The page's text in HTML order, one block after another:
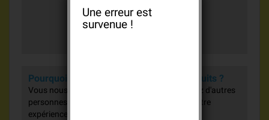
5.0 / 5
Pourquoi donner votre avis sur nos produits ?
Vous nous aidez à nous améliorer et vous aidez d'autres
personnes dans leurs achats en partageant votre
expérience.
Une erreur est
survenue !